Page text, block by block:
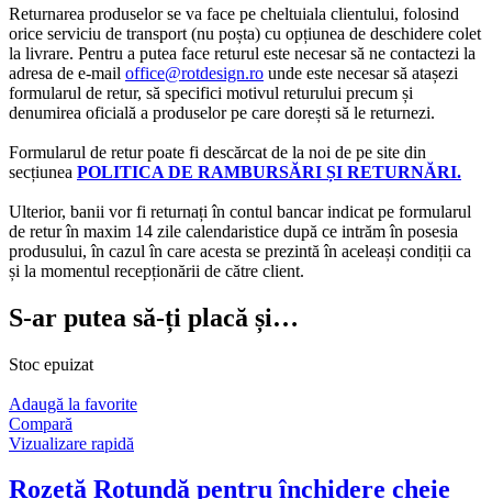
Returnarea produselor se va face pe cheltuiala clientului, folosind
orice serviciu de transport (nu poșta) cu opțiunea de deschidere colet
la livrare. Pentru a putea face returul este necesar să ne contactezi la
adresa de e-mail office@rotdesign.ro unde este necesar să atașezi
formularul de retur, să specifici motivul returului precum și
denumirea oficială a produselor pe care dorești să le returnezi.
Formularul de retur poate fi descărcat de la noi de pe site din
secțiunea POLITICA DE RAMBURSĂRI ȘI RETURNĂRI.
Ulterior, banii vor fi returnați în contul bancar indicat pe formularul
de retur în maxim 14 zile calendaristice după ce intrăm în posesia
produsului, în cazul în care acesta se prezintă în aceleași condiții ca
și la momentul recepționării de către client.
S-ar putea să-ți placă și…
Stoc epuizat
Adaugă la favorite
Compară
Vizualizare rapidă
Rozetă Rotundă pentru închidere cheie